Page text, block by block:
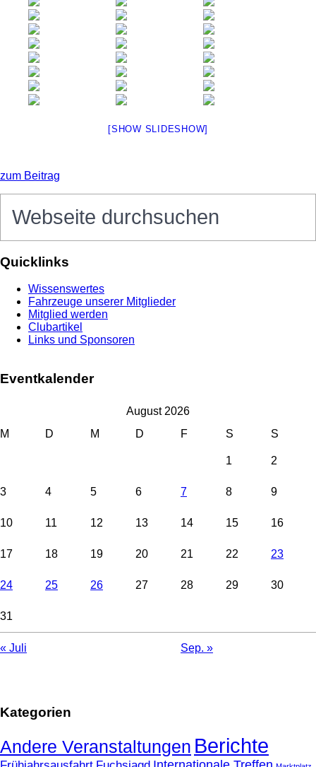
[SHOW SLIDESHOW]
zum Beitrag
durchsuchen
Quicklinks
Wissenswertes
Fahrzeuge unserer Mitglieder
Mitglied werden
Clubartikel
Links und Sponsoren
Eventkalender
August 2026
M
D M D F S S
1 2
3 4 5 6 7 8 9
10 11 12 13 14 15 16
17 18 19 20 21 22 23
24 25 26 27 28 29 30
31
« Juli Sep. »
Kategorien
Andere Veranstaltungen Berichte